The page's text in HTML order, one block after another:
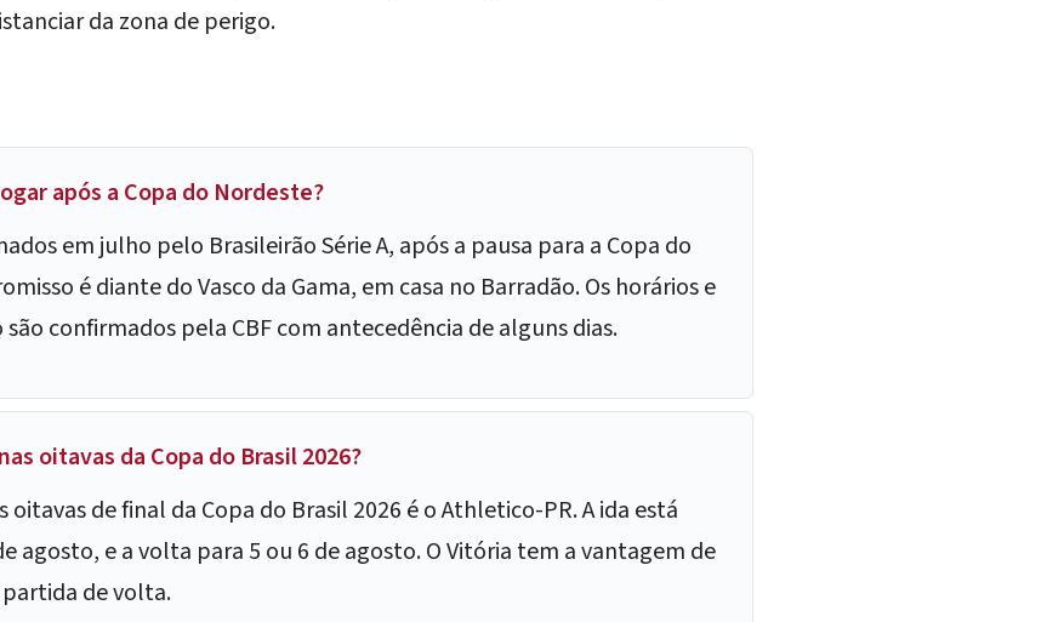
da zona de perigo.
após a Copa do Nordeste?
em julho pelo Brasileirão Série A, após a pausa para a Copa do
é diante do Vasco da Gama, em casa no Barradão. Os horários e
confirmados pela CBF com antecedência de alguns dias.
oitavas da Copa do Brasil 2026?
oitavas de final da Copa do Brasil 2026 é o Athletico-PR. A ida está
agosto, e a volta para 5 ou 6 de agosto. O Vitória tem a vantagem de
de volta.